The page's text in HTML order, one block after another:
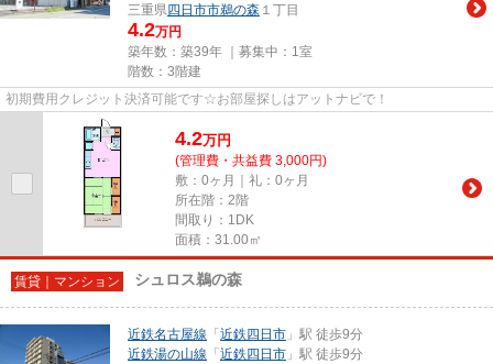
三重県四日市市鵜の森 １丁目
4.2万円
築年数：築39年 ｜募集中： 1室
階数：3階建
初期費用クレジット決済可能です☆お部屋探しはアットナビで！
4.2万円
(管理費・共益費 3,000円)
敷：0ヶ月｜礼：0ヶ月
所在階：2階
間取り：1DK
面積：31.00㎡
賃貸｜マンション シュロス鵜の森
近鉄名古屋線 「 近鉄四日市 」駅 徒歩9分
近鉄湯の山線 「 近鉄四日市 」駅 徒歩9分